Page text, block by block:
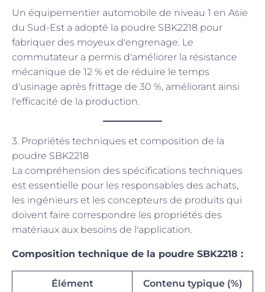
Un équipementier automobile de niveau 1 en Asie
du Sud-Est a adopté la poudre SBK2218 pour
fabriquer des moyeux d'engrenage. Le
commutateur a permis d'améliorer la résistance
mécanique de 12 % et de réduire le temps
d'usinage après frittage de 30 %, améliorant ainsi
l'efficacité de la production.
3. Propriétés techniques et composition de la
poudre SBK2218
La compréhension des spécifications techniques
est essentielle pour les responsables des achats,
les ingénieurs et les concepteurs de produits qui
doivent faire correspondre les propriétés des
matériaux aux besoins de l'application.
Composition technique de la poudre SBK2218 :
Élément Contenu typique (%)